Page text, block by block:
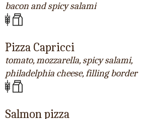
bacon and spicy salami
Pizza Capricci
tomato, mozzarella, spicy salami,
philadelphia cheese, filling border
Salmon pizza